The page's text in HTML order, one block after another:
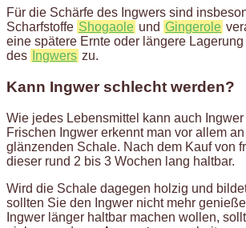
Für die Schärfe des Ingwers sind
Scharfstoffe Shogaole und Gingerole
eine spätere Ernte oder längere
des
Ingwers zu.
Kann Ingwer schlecht werden?
Wie jedes Lebensmittel kann auch
Frischen Ingwer erkennt man vor allem
glänzenden Schale. Nach dem Kauf von
dieser rund 2 bis 3 Wochen lang haltbar.
Wird die Schale dagegen holzig und
sollten Sie den Ingwer nicht mehr
Ingwer länger haltbar machen wollen,